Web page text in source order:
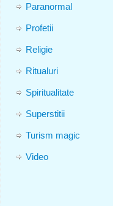
Paranormal
Profetii
Religie
Ritualuri
Spiritualitate
Superstitii
Turism magic
Video